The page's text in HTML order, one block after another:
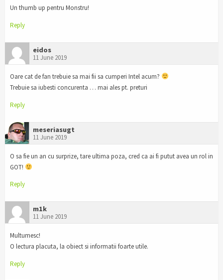
Un thumb up pentru Monstru!
Reply
eidos
11 June 2019
Oare cat de fan trebuie sa mai fii sa cumperi Intel acum?
Trebuie sa iubesti concurenta … mai ales pt. preturi
Reply
meseriasugt
11 June 2019
O sa fie un an cu surprize, tare ultima poza, cred ca ai fi putut avea un rol in
GOT!
Reply
m1k
11 June 2019
Multumesc!
O lectura placuta, la obiect si informatii foarte utile.
Reply